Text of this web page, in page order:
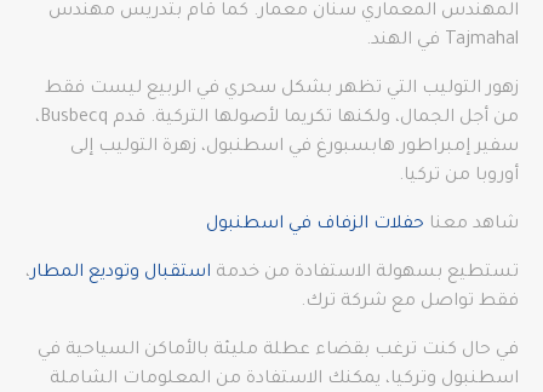
المهندس المعماري سنان معمار. كما قام بتدريس مهندس
Tajmahal في الهند.
زهور التوليب التي تظهر بشكل سحري في الربيع ليست فقط
من أجل الجمال، ولكنها تكريما لأصولها التركية. قدم Busbecq،
سفير إمبراطور هابسبورغ في اسطنبول، زهرة التوليب إلى
أوروبا من تركيا.
شاهد معنا حفلات الزفاف في اسطنبول
تستطيع بسهولة الاستفادة من خدمة استقبال وتوديع المطار،
فقط تواصل مع شركة ترك.
في حال كنت ترغب بقضاء عطلة مليئة بالأماكن السياحية في
اسطنبول وتركيا، يمكنك الاستفادة من المعلومات الشاملة